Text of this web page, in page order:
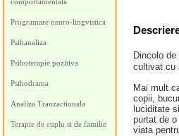
Programare neuro-lingvistica
Psihanaliza
Psihoterapie pozitiva
Psihodrama
Analiza Tranzactionala
Terapie de cuplu si de familie
Dincolo
cultivat cu
Mai mult
copii,
luciditate
purtat de
viata